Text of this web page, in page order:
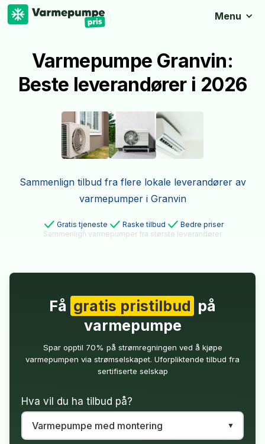
Menu
Varmepumpe Granvin:
Beste leverandører i 2026
Sammenlign tilbud fra flere lokale leverandører av
varmepumper i Granvin
Gratis tjeneste Raske tilbud
Bedre priser
Sammenlign varmepumper fra største leverandører
Få gratis pristilbud på
varmepumpe
Spar opptil 70% på strømregningen ved å kjøpe
varmepumpen via strømselskapet. Uforpliktende tilbud fra
sertifiserte selskap
Hva vil du ha tilbud på?